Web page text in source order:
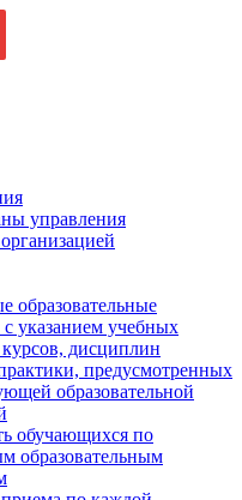
управления
образовательные
указанием учебных
дисциплин
предусмотренных
образовательной
обучающихся по
образовательным